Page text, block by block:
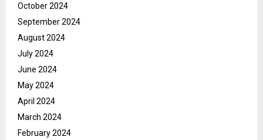
October 2024
September 2024
August 2024
July 2024
June 2024
May 2024
April 2024
March 2024
February 2024